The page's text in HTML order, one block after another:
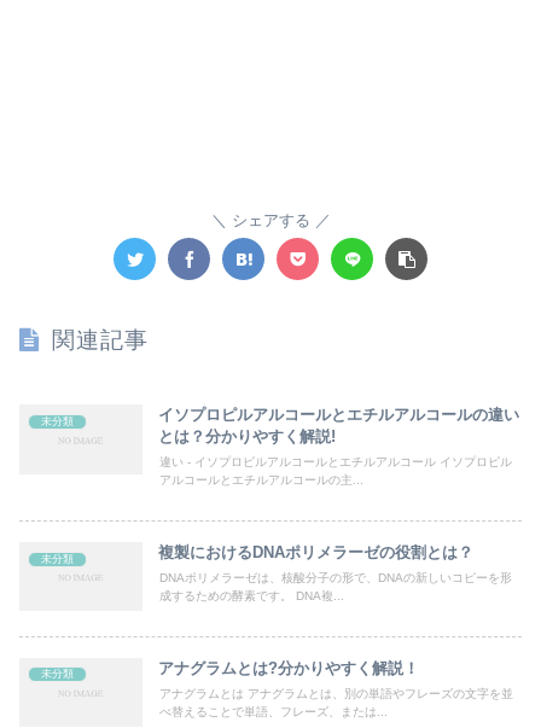
シェアする
関連記事
未分類
イソプロピルアルコールとエチルアルコールの違い
とは？分かりやすく解説!
違い - イソプロピルアルコールとエチルアルコール イソプロピル
アルコールとエチルアルコールの主...
未分類 複製におけるDNAポリメラーゼの役割とは？
DNAポリメラーゼは、核酸分子の形で、DNAの新しいコピーを形
成するための酵素です。 DNA複...
未分類 アナグラムとは?分かりやすく解説！
アナグラムとは アナグラムとは、別の単語やフレーズの文字を並
べ替えることで単語、フレーズ、または...